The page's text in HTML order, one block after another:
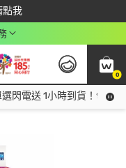
點我
$350
0
閃電送 1小時到貨！領神